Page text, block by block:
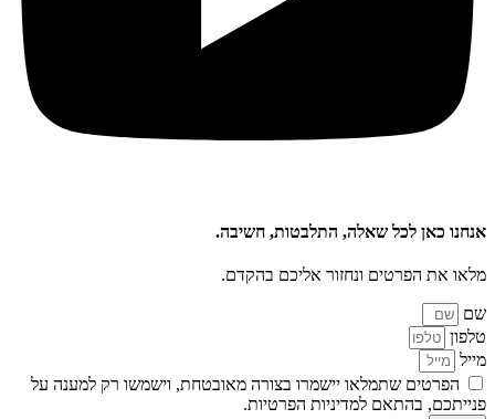
אנחנו כאן לכל שאלה, התלבטות, חשיבה.
מלאו את הפרטים ונחזור אליכם בהקדם.
שם
טלפון
מייל
הפרטים שתמלאו יישמרו בצורה מאובטחת, וישמשו רק למענה על
פנייתכם, בהתאם למדיניות הפרטיות.